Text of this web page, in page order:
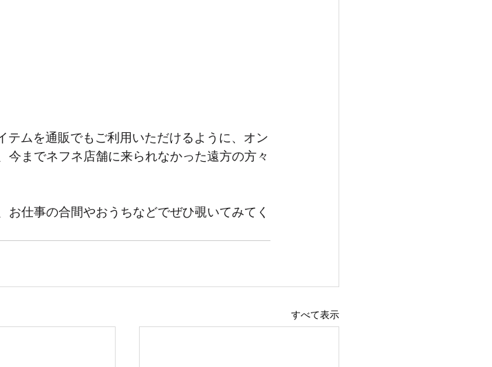
テムを通販でもご利用いただけるように、オン
今までネフネ店舗に来られなかった遠方の方々
仕事の合間やおうちなどでぜひ覗いてみてく
すべて表示